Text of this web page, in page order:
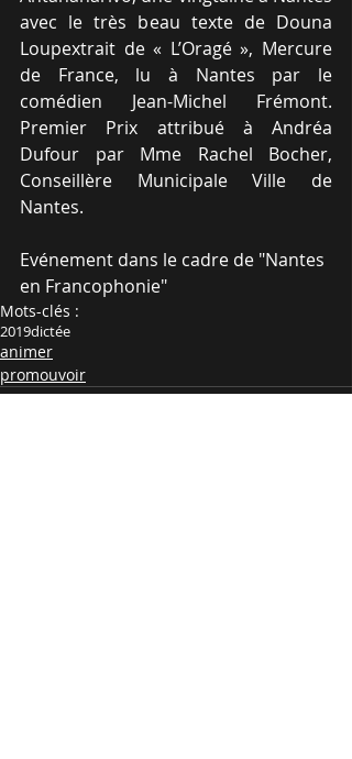
avec le très beau texte de Douna
Loupextrait de « L’Oragé », Mercure
de France, lu à Nantes par le
comédien Jean-Michel Frémont.
Premier Prix attribué à Andréa
Dufour par Mme Rachel Bocher,
Conseillère Municipale Ville de
Nantes.
Evénement dans le cadre de "Nantes
en Francophonie"
Mots-clés :
2019dictée
animer
promouvoir